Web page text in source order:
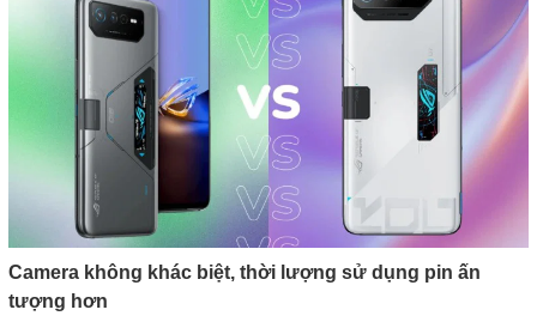
Camera không khác biệt, thời lượng sử dụng pin ấn
tượng hơn